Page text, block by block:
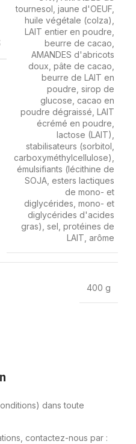
tournesol, jaune d'OEUF,
huile végétale (colza),
LAIT entier en poudre,
beurre de cacao,
AMANDES d'abricots
doux, pâte de cacao,
beurre de LAIT en
poudre, sirop de
glucose, cacao en
poudre dégraissé, LAIT
écrémé en poudre,
lactose (LAIT),
stabilisateurs (sorbitol,
carboxyméthylcellulose),
émulsifiants (lécithine de
SOJA, esters lactiques
de mono- et
diglycérides, mono- et
diglycérides d'acides
gras), sel, protéines de
LAIT, arôme
400 g
dans toute
contactez-nous par :